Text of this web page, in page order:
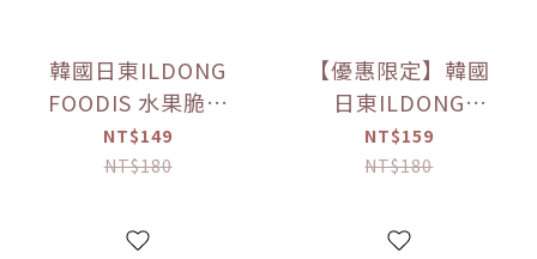
韓國日東ILDONG
FOODIS 水果脆片
蘋果/梨(15g)/草莓
(12g) 【優惠限定】
NT$149
NT$180
【優惠限定】韓國
日東ILDONG
FOODIS 藜麥威化
餅 牛奶/優格/草莓/
定】
NT$159
NT$180